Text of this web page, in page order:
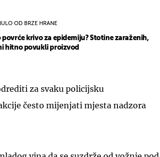
OD BRZE HRANE
povrće krivo za epidemiju? Stotine zaraženih,
hitno povukli proizvod
za svaku policijsku
često mijenjati mjesta nadzora